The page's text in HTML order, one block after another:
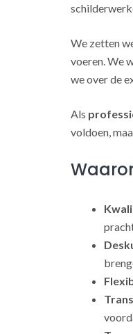
We zetten
voeren. We
we over de
Als
voldoen,